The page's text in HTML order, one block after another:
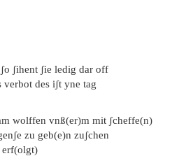
ʃihent ʃie ledig dar off
des iʃt yne tag
wolffen vnß(er)m mit ʃcheffe(n)
zu geb(e)n zuʃchen
erf(olgt)